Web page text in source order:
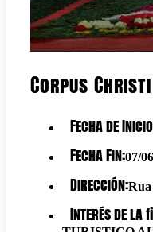
Corpus
Fecha de
Fecha Fin:07/
Dirección:
Interés de la